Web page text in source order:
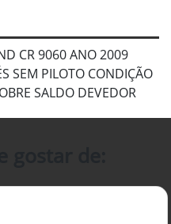
CR 9060 ANO 2009
SEM PILOTO CONDIÇÃO
SALDO DEVEDOR